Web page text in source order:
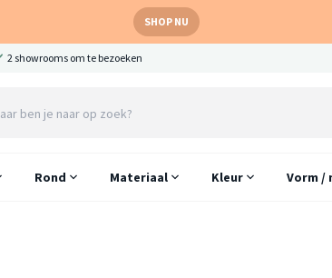
SHOP NU
2 showrooms om te bezoeken
Rond Materiaal Kleur Vorm /